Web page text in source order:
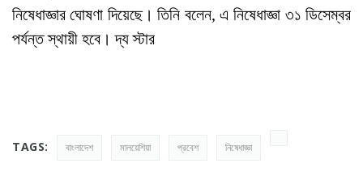
নিষেধাজ্ঞার ঘোষণা দিয়েছে। তিনি বলেন, এ নিষেধাজ্ঞা ৩১ ডিসেম্বর
পর্যন্ত স্থায়ী হবে। দ্য স্টার
TAGS: বাংলাদেশ মালয়েশিয়া প্রবেশ নিষেধাজ্ঞা